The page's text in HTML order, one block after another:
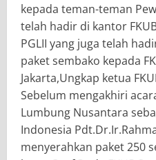
kepada teman-teman
telah hadir di kantor
PGLII yang juga telah
paket sembako kepada
Jakarta,Ungkap ketua
Sebelum mengakhiri
Lumbung Nusantara
Indonesia
menyerahkan paket 250